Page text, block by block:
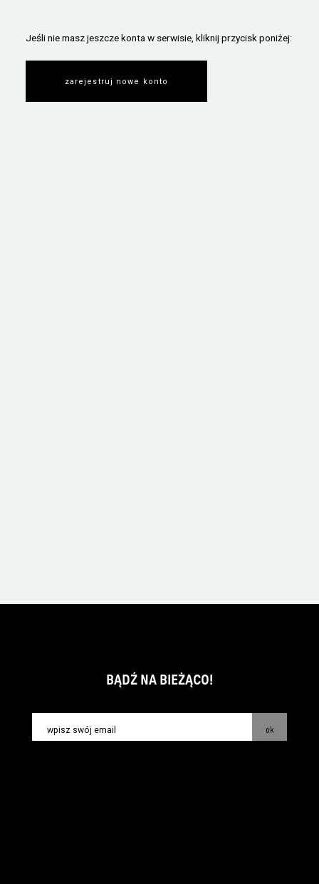
Jeśli nie masz jeszcze konta w serwisie, kliknij przycisk poniżej:
zarejestruj nowe konto
BĄDŹ NA BIEŻĄCO!
ok